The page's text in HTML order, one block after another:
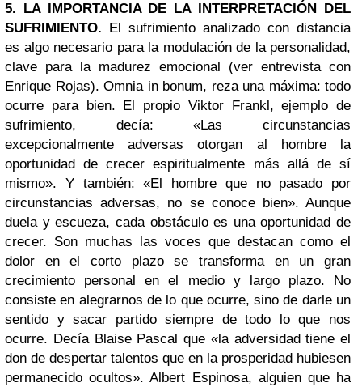
5. LA IMPORTANCIA DE LA INTERPRETACIÓN DEL
SUFRIMIENTO. El sufrimiento analizado con distancia
es algo necesario para la modulación de la personalidad,
clave para la madurez emocional (ver entrevista con
Enrique Rojas). Omnia in bonum, reza una máxima: todo
ocurre para bien. El propio Viktor Frankl, ejemplo de
sufrimiento, decía: «Las circunstancias
excepcionalmente adversas otorgan al hombre la
oportunidad de crecer espiritualmente más allá de sí
mismo». Y también: «El hombre que no pasado por
circunstancias adversas, no se conoce bien». Aunque
duela y escueza, cada obstáculo es una oportunidad de
crecer. Son muchas las voces que destacan como el
dolor en el corto plazo se transforma en un gran
crecimiento personal en el medio y largo plazo. No
consiste en alegrarnos de lo que ocurre, sino de darle un
sentido y sacar partido siempre de todo lo que nos
ocurre. Decía Blaise Pascal que «la adversidad tiene el
don de despertar talentos que en la prosperidad hubiesen
permanecido ocultos». Albert Espinosa, alguien que ha